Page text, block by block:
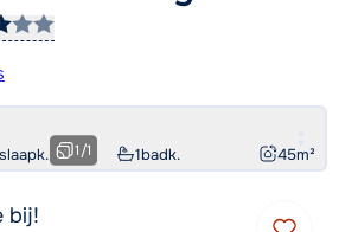
slaapk. 1badk. 45m²
1/1
bij!